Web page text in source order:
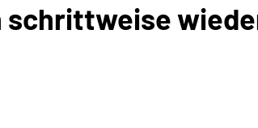
schrittweise